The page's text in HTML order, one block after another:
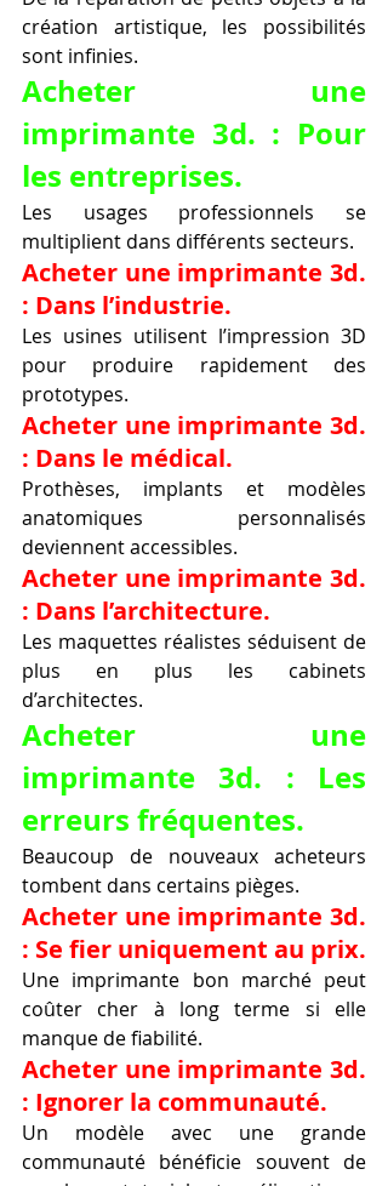
création artistique, les possibilités
sont infinies.
Acheter une
imprimante 3d. : Pour
les entreprises.
Les usages professionnels se
multiplient dans différents secteurs.
Acheter une imprimante 3d.
: Dans l’industrie.
Les usines utilisent l’impression 3D
pour produire rapidement des
prototypes.
Acheter une imprimante 3d.
: Dans le médical.
Prothèses, implants et modèles
anatomiques personnalisés
deviennent accessibles.
Acheter une imprimante 3d.
: Dans l’architecture.
Les maquettes réalistes séduisent de
plus en plus les cabinets
d’architectes.
Acheter une
imprimante 3d. : Les
erreurs fréquentes.
Beaucoup de nouveaux acheteurs
tombent dans certains pièges.
Acheter une imprimante 3d.
: Se fier uniquement au prix.
Une imprimante bon marché peut
coûter cher à long terme si elle
manque de fiabilité.
Acheter une imprimante 3d.
: Ignorer la communauté.
Un modèle avec une grande
communauté bénéficie souvent de